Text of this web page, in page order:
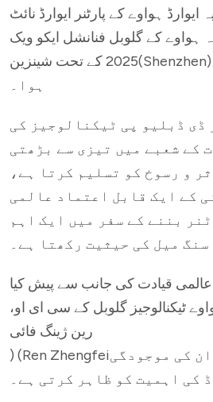
ایوارڈ ہواوے کے پارٹنر ایوارڈ نائٹ
ہواوے کے گلوبل فنانشل ایکو ویک
2025 کے تحت شینزین(Shenzhen)، چین میں منعقد
ہوا۔
ڈی ڈبلیو پی ٹیکنالوجیز کی
کے شعبے میں تیزی سے بڑھتی
و رسوخ کو تسلیم کرتا ہے،
کے ایک قابل اعتماد عالمی
بننے کے سفر میں ایک اہم
سنگ میل کی حیثیت رکھتا ہے۔
عالمی قیادت کی جانب سے پیش کیا
ٹیکنالوجیز گلوبل کے سی ای او،
رین ژینگ فائی
) (Ren Zhengfeiبھی موجود تھے۔ ان کی موجودگی
کی اہمیت کو ظاہر کرتی ہے۔